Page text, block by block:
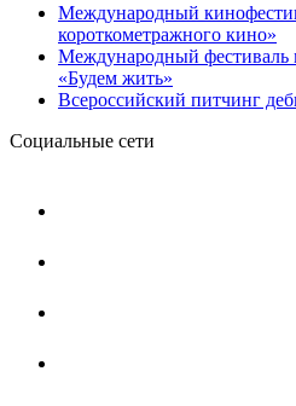
Международный
короткометражного кино»
Международный фестиваль
«Будем жить»
Всероссийский питчинг
Социальные сети